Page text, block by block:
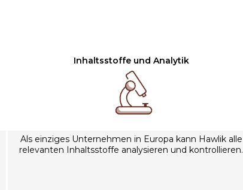
Inhaltsstoffe und Analytik
Als einziges Unternehmen in Europa kann Hawlik alle
relevanten Inhaltsstoffe analysieren und kontrollieren.